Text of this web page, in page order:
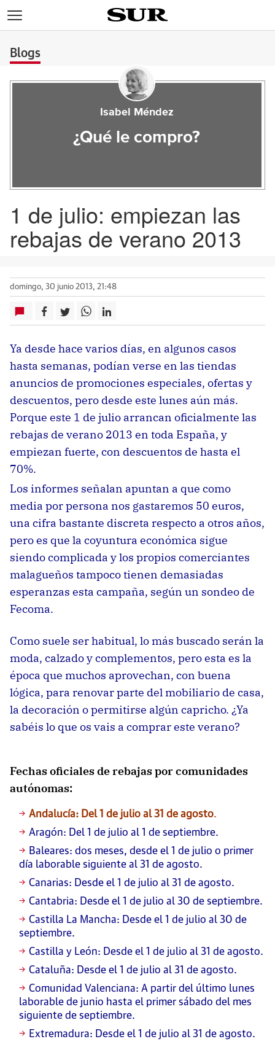
Blogs
Isabel Méndez
¿Qué le compro?
1 de julio: empiezan las
rebajas de verano 2013
domingo, 30 junio 2013, 21:48
Ya desde hace varios días, en algunos casos
hasta semanas, podían verse en las tiendas
anuncios de promociones especiales, ofertas y
descuentos, pero desde este lunes aún más.
Porque este 1 de julio arrancan oficialmente las
rebajas de verano 2013 en toda España, y
empiezan fuerte, con descuentos de hasta el
70%.
Los informes señalan apuntan a que como
media por persona nos gastaremos 50 euros,
una cifra bastante discreta respecto a otros años,
pero es que la coyuntura económica sigue
siendo complicada y los propios comerciantes
malagueños tampoco tienen demasiadas
esperanzas esta campaña, según un sondeo de
Fecoma.
Como suele ser habitual, lo más buscado serán la
moda, calzado y complementos, pero esta es la
época que muchos aprovechan, con buena
lógica, para renovar parte del mobiliario de casa,
la decoración o permitirse algún capricho. ¿Ya
sabéis lo que os vais a comprar este verano?
Fechas oficiales de rebajas por comunidades
autónomas:
Andalucía: Del 1 de julio al 31 de agosto.
Aragón: Del 1 de julio al 1 de septiembre.
Baleares: dos meses, desde el 1 de julio o primer
día laborable siguiente al 31 de agosto.
Canarias: Desde el 1 de julio al 31 de agosto.
Cantabria: Desde el 1 de julio al 30 de septiembre.
Castilla La Mancha: Desde el 1 de julio al 30 de
septiembre.
Castilla y León: Desde el 1 de julio al 31 de agosto.
Cataluña: Desde el 1 de julio al 31 de agosto.
Comunidad Valenciana: A partir del último lunes
laborable de junio hasta el primer sábado del mes
siguiente de septiembre.
Extremadura: Desde el 1 de julio al 31 de agosto.